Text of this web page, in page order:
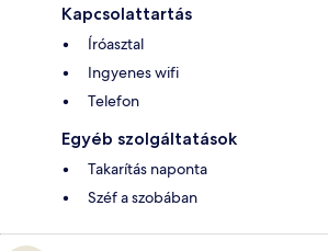
Kapcsolattartás
Íróasztal
Ingyenes wifi
Telefon
Egyéb szolgáltatások
Takarítás naponta
Széf a szobában